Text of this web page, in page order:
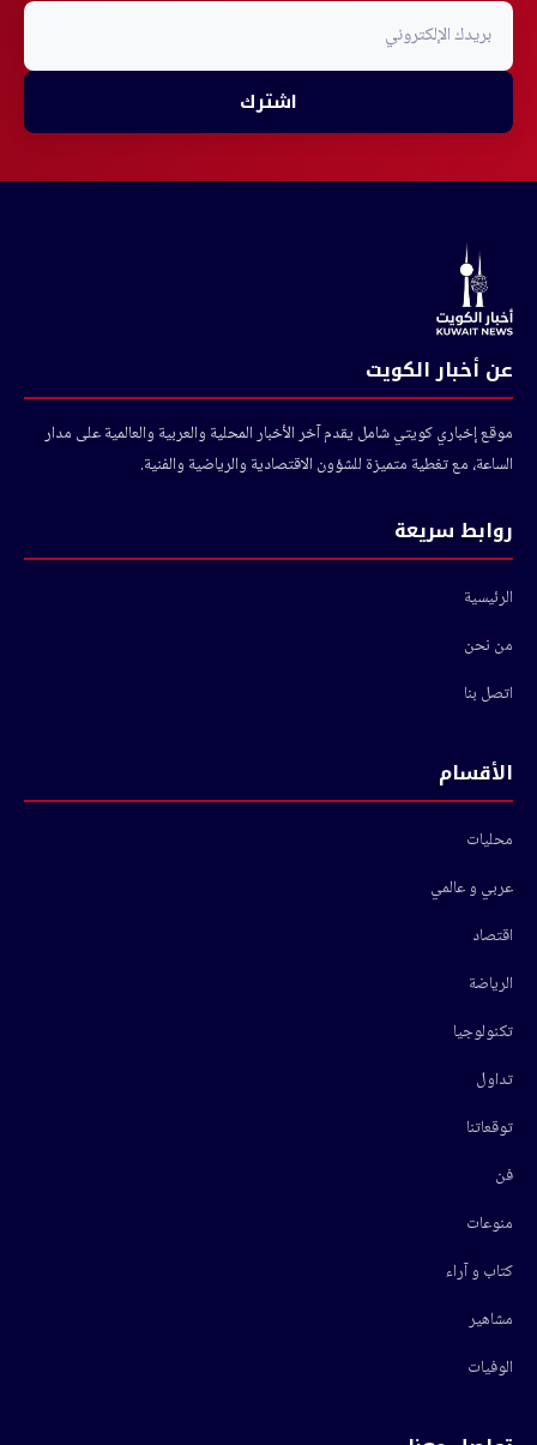
اشترك
عن أخبار الكويت
موقع إخباري كويتي شامل يقدم آخر الأخبار المحلية والعربية والعالمية على مدار
الساعة، مع تغطية متميزة للشؤون الاقتصادية والرياضية والفنية.
روابط سريعة
الرئيسية
من نحن
اتصل بنا
الأقسام
محليات
عربي و عالمي
اقتصاد
الرياضة
تكنولوجيا
تداول
توقعاتنا
فن
منوعات
كتاب و آراء
مشاهير
الوفيات